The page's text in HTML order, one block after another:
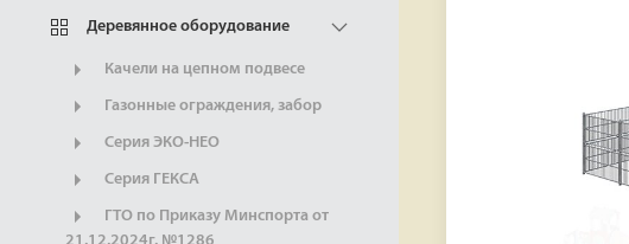
Деревянное оборудование
Качели на цепном подвесе
Газонные ограждения, забор
Серия ЭКО-НЕО
Серия ГЕКСА
ГТО по Приказу Минспорта от